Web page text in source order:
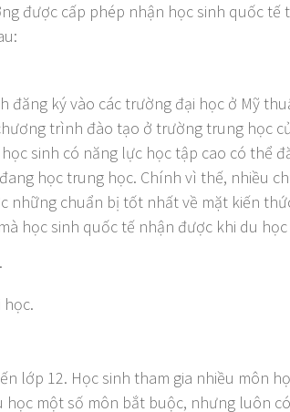
được cấp phép nhận học sinh quốc
đăng ký vào các trường đại học ở Mỹ
trình đào tạo ở trường trung học
sinh có năng lực học tập cao có thể
học trung học. Chính vì thế, nhiều
những chuẩn bị tốt nhất về mặt kiến
học sinh quốc tế nhận được khi du
lớp 12. Học sinh tham gia nhiều môn
một số môn bắt buộc, nhưng luôn